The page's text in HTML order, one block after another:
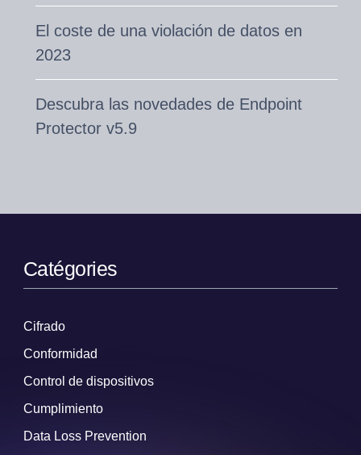
El coste de una violación de datos en
2023
Descubra las novedades de Endpoint
Protector v5.9
Catégories
Cifrado
Conformidad
Control de dispositivos
Cumplimiento
Data Loss Prevention